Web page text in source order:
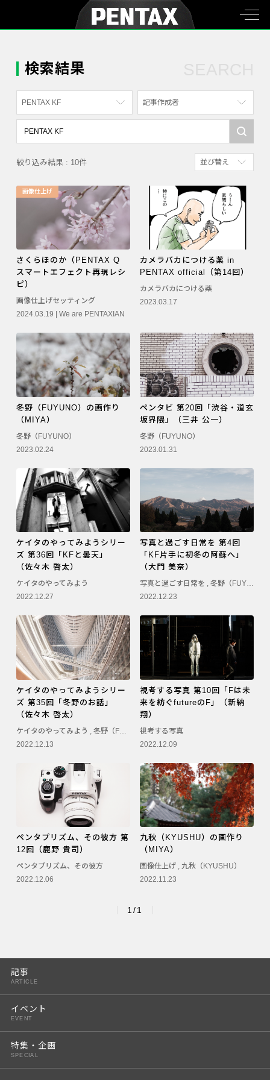
検索結果
PENTAX KF
すべて
PENTAX K-70
PENTAX KF
PENTAX K-1
PENTAX K-3 Mark III Monochrome
PENTAX 17
PENTAX Qシリーズ
PENTAX K-3 Mark III
PENTAX K-1 Mark II
PENTAX 645Z
記事作成者
すべて
写真家
漫画家
並び替え
新着順
参考にした人の多
アクセスが多い順
絞り込み結果 : 10件
画像仕上げ
さくらほのか（PENTAX Q
スマートエフェクト再現レシ
ピ）
画像仕上げセッティング
2024.03.19 | We are PENTAXIAN
カメラバカにつける薬 in
PENTAX official（第14回）
カメラバカにつける薬
2023.03.17
冬野（FUYUNO）の画作り
（MIYA）
冬野（FUYUNO）
2023.02.24
ペンタビ 第20回「渋谷・道玄
坂界隈」（三井 公一）
冬野（FUYUNO）
2023.01.31
ケイタのやってみようシリー
ズ 第36回「KFと曇天」
（佐々木 啓太）
ケイタのやってみよう
2022.12.27
写真と過ごす日常を 第4回
「KF片手に初冬の阿蘇へ」
（大門 美奈）
写真と過ごす日常を , 冬野（FUYUNO）
2022.12.23
ケイタのやってみようシリー
ズ 第35回「冬野のお話」
（佐々木 啓太）
ケイタのやってみよう
冬野（FUYUNO）
2022.12.13
視考する写真 第10回「Fは未
来を紡ぐfutureのF」（新納
翔）
視考する写真
2022.12.09
ペンタプリズム、その彼方 第
12回（鹿野 貴司）
ペンタプリズム、その彼方
2022.12.06
九秋（KYUSHU）の画作り
（MIYA）
画像仕上げ , 九秋（KYUSHU）
2022.11.23
1/1
記事
ARTICLE
イベント
EVENT
特集・企画
SPECIAL